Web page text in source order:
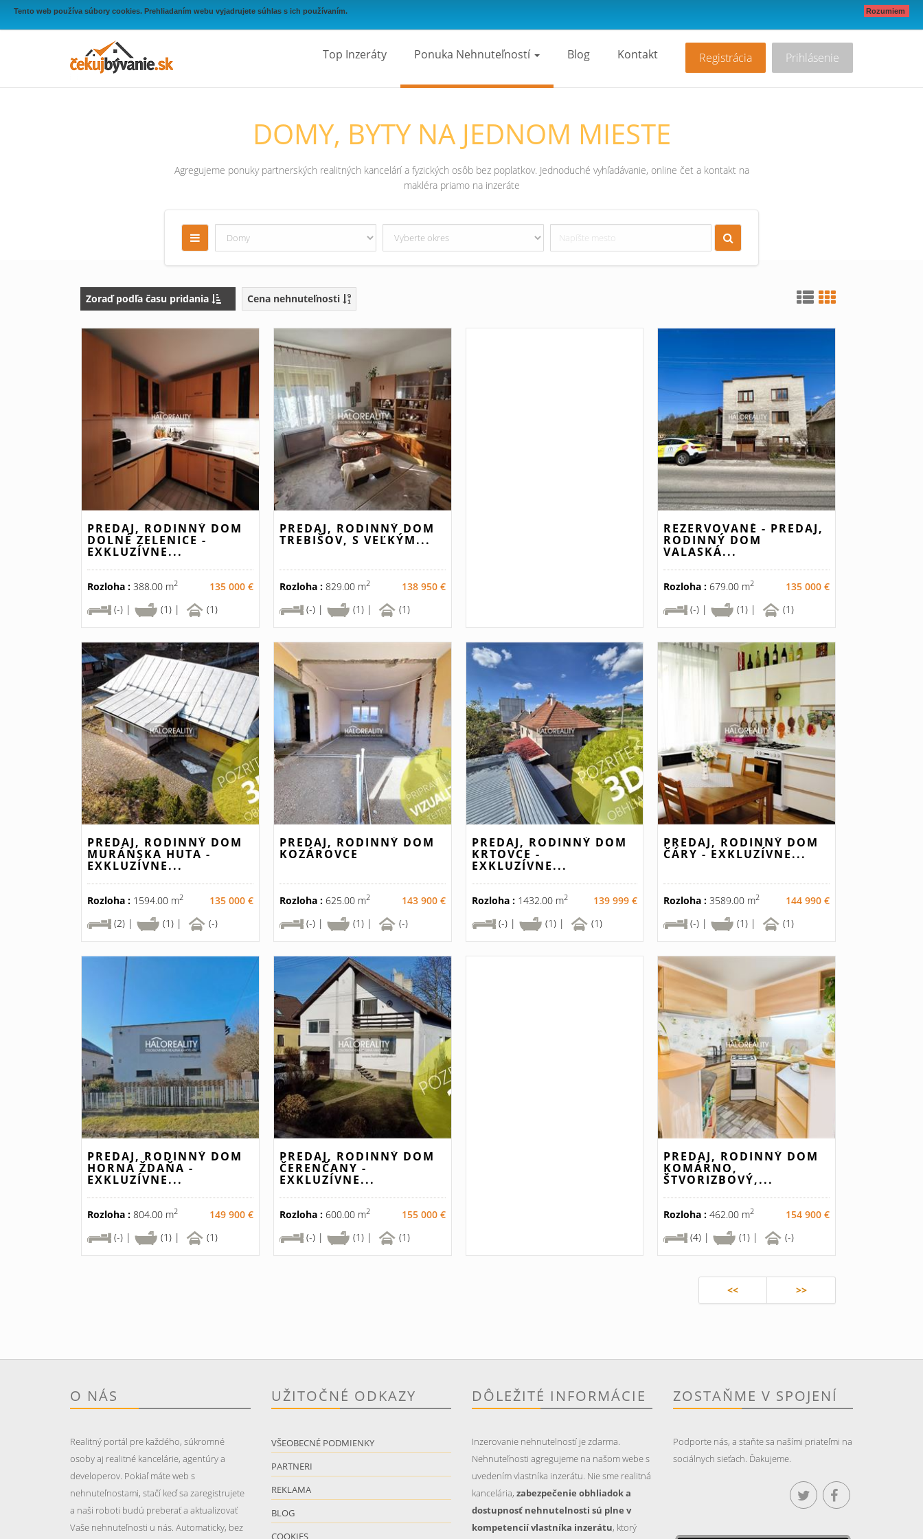
Tento web používa súbory cookies. Prehliadaním webu vyjadrujete súhlas s ich používaním. Rozumiem
Registrácia Prihlásenie
Top Inzeráty Ponuka Nehnuteľností Blog Kontakt
DOMY, BYTY NA JEDNOM MIESTE
Agregujeme ponuky partnerských realitných kancelárí a fyzických osôb bez poplatkov. Jednoduché vyhľadávanie, online čet a kontakt na
makléra priamo na inzeráte
Zoraď podľa času pridania Cena nehnuteľnosti
PREDAJ, RODINNÝ DOM
DOLNÉ ZELENICE -
EXKLUZÍVNE...
Rozloha : 388.00 m2
135 000 €
(-) |
(1) | (1)
PREDAJ, RODINNÝ DOM
TREBIŠOV, S VEĽKÝM...
Rozloha :829.00 m2
138 950 €
(-) |
(1) | (1)
REZERVOVANÉ - PREDAJ,
RODINNÝ DOM
VALASKÁ...
Rozloha : 679.00 m2
135 000 €
(-) |
(1) | (1)
PREDAJ, RODINNÝ DOM
MURÁNSKA HUTA -
EXKLUZÍVNE...
Rozloha : 1594.00 m2
135 000 €
(2) |
(1) | (-)
PREDAJ, RODINNÝ DOM
KOZÁROVCE
Rozloha :625.00 m2
143 900 €
(-) |
(1) | (-)
PREDAJ, RODINNÝ DOM
KRTOVCE -
EXKLUZÍVNE...
Rozloha :1432.00 m2
139 999 €
(-) |
(1) | (1)
PREDAJ, RODINNÝ DOM
ČÁRY - EXKLUZÍVNE...
Rozloha : 3589.00 m2
144 990 €
(-) |
(1) | (1)
PREDAJ, RODINNÝ DOM
HORNÁ ŽDAŇA -
EXKLUZÍVNE...
Rozloha : 804.00 m2
149 900 €
(-) |
(1) | (1)
PREDAJ, RODINNÝ DOM
ČERENČANY -
EXKLUZÍVNE...
Rozloha :600.00 m2
155 000 €
(-) |
(1) | (1)
PREDAJ, RODINNÝ DOM
KOMÁRNO,
ŠTVORIZBOVÝ,...
Rozloha : 462.00 m2
154 900 €
(4) |
(1) | (-)
<< >>
O NÁS
Realitný portál pre každého, súkromné
osoby aj realitné kancelárie, agentúry a
developerov. Pokiaľ máte web s
nehnuteľnostami, stačí keď sa zaregistrujete
a naši roboti budú preberať a aktualizovať
Vaše nehnuteľnosti u nás. Automaticky, bez
UŽITOČNÉ ODKAZY
VŠEOBECNÉ PODMIENKY
PARTNERI
REKLAMA
BLOG
COOKIES
DÔLEŽITÉ INFORMÁCIE
Inzerovanie nehnutelností je zdarma.
Nehnuteľnosti agregujeme na našom webe s
uvedením vlastníka inzerátu. Nie sme realitná
kancelária, zabezpečenie obhliadok a
dostupnosť nehnutelnosti sú plne v
kompetencií vlastníka inzerátu, ktorý
ZOSTAŇME V SPOJENÍ
Podporte nás, a staňte sa našími priateľmi na
sociálnych sieťach. Ďakujeme.